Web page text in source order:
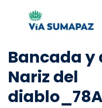
Bancada
Nariz del